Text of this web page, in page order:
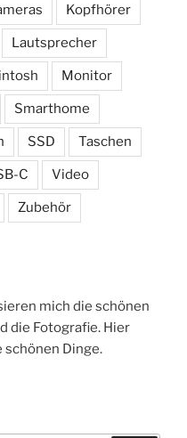
Kopfhörer
Lautsprecher
Monitor
Smarthome
SSD Taschen
C Video
Zubehör
mich die schönen
die Fotografie. Hier
schönen Dinge.